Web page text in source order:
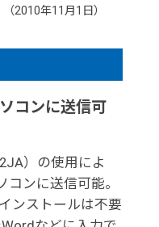
2010年11月1日）
コンに送信可
）の使用によ
コンに送信可能。
ンストールは不要